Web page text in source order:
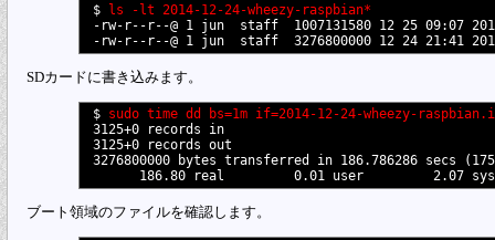
$
ls -lt 2014-12-24-wheezy-raspbian*
-rw-r--r--@ 1 jun  staff  1007131580 12 25 09:07
SDカードに書き込みます。
$ sudo time dd bs=1m if=2014-12-24-wheezy-
3125+0 records in
3125+0 records out
3276800000 bytes transferred in 186.786286 secs
ブート領域のファイルを確認します。